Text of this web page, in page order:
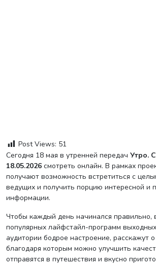
Post Views: 51
Сегодня 18 мая в утренней передач Утро.
18.05.2026 смотреть онлайн. В рамках
получают возможность встретиться с
ведущих и получить порцию интересной и
информации.
Чтобы каждый день начинался правильно,
популярных лайфстайл-программ
аудитории бодрое настроение, расскажут
благодаря которым можно улучшить
отправятся в путешествия и вкусно